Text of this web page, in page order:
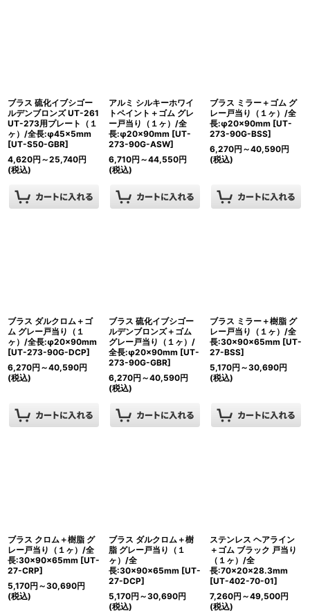
ブラス 硫化イブシゴー
ルデンブロンズ UT-261
UT-273用プレート（１
ヶ）/全長:φ45×5mm
[UT-S50-GBR]
4,620円 ～25,740円
(税込)
アルミ シルキーホワイ
トペイント＋ゴム グレ
ー戸当り（１ヶ）/全
長:φ20×90mm [UT-
273-90G-ASW]
6,710円 ～44,550円
(税込)
ブラス ミラー＋ゴム グ
レー戸当り（１ヶ）/全
長:φ20×90mm [UT-
273-90G-BSS]
6,270円 ～40,590円
(税込)
ブラス ダルクロム＋ゴ
ム グレー戸当り（１
ヶ）/全長:φ20×90mm
[UT-273-90G-DCP]
6,270円 ～40,590円
(税込)
ブラス 硫化イブシゴー
ルデンブロンズ＋ゴム
グレー戸当り（１ヶ）/
全長:φ20×90mm [UT-
273-90G-GBR]
6,270円 ～40,590円
(税込)
ブラス ミラー＋樹脂 グ
レー戸当り（１ヶ）/全
長:30×90×65mm [UT-
27-BSS]
5,170円 ～30,690円
(税込)
ブラス クロム＋樹脂 グ
レー戸当り（１ヶ）/全
長:30×90×65mm [UT-
27-CRP]
5,170円 ～30,690円
(税込)
ブラス ダルクロム＋樹
脂 グレー戸当り（１
ヶ）/全
長:30×90×65mm [UT-
27-DCP]
5,170円 ～30,690円
(税込)
ステンレス ヘアライン
＋ゴム ブラック 戸当り
（１ヶ）/全
長:70×20×28.3mm
[UT-402-70-01]
7,260円 ～49,500円
(税込)